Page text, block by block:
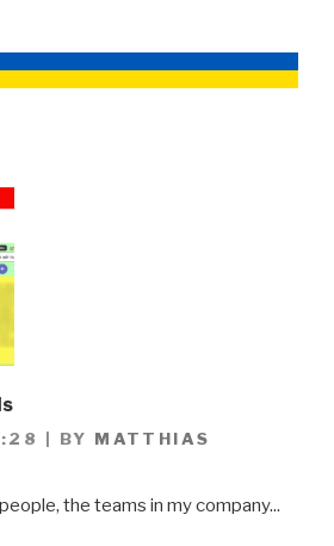
BY MATTHIAS
the teams in my company...